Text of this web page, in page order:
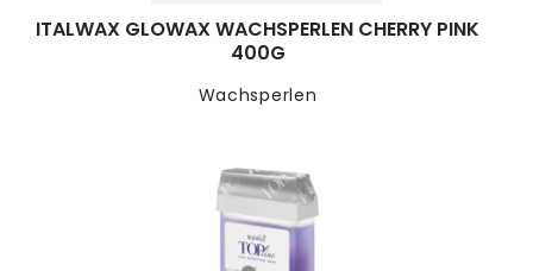
Wachsperlen
ITALWAX GLOWAX WACHSPERLEN CHERRY PINK
400G